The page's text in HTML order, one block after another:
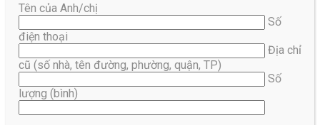
Tên của Anh/chị
Số
điện thoại
Địa chỉ
cũ (số nhà, tên đường, phường, quận, TP)
Số
lượng (bình)